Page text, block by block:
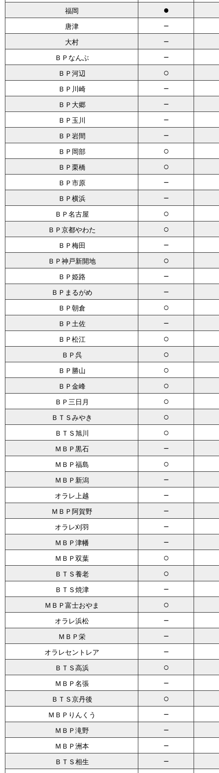
福岡 ●
唐津 －
大村 －
ＢＰなんぶ －
ＢＰ河辺 ○
ＢＰ川崎 －
ＢＰ大郷 －
ＢＰ玉川 －
ＢＰ岩間 －
ＢＰ岡部 ○
ＢＰ栗橋 ○
ＢＰ市原 －
ＢＰ横浜 －
ＢＰ名古屋 ○
ＢＰ京都やわた ○
ＢＰ梅田 －
ＢＰ神戸新開地 ○
ＢＰ姫路 －
ＢＰまるがめ －
ＢＰ朝倉 ○
ＢＰ土佐 －
ＢＰ松江 ○
ＢＰ呉 ○
ＢＰ勝山 ○
ＢＰ金峰 ○
ＢＰ三日月 ○
ＢＴＳみやき ○
ＢＴＳ旭川 ○
ＭＢＰ黒石 －
ＭＢＰ福島 ○
ＭＢＰ新潟 －
オラレ上越 －
ＭＢＰ阿賀野 －
オラレ刈羽 －
ＭＢＰ津幡 －
ＭＢＰ双葉 ○
ＢＴＳ養老 ○
ＢＴＳ焼津 －
ＭＢＰ富士おやま ○
オラレ浜松 －
ＭＢＰ栄 －
オラレセントレア －
ＢＴＳ高浜 ○
ＭＢＰ名張 －
ＢＴＳ京丹後 ○
ＭＢＰりんくう －
ＭＢＰ滝野 －
ＭＢＰ洲本 －
ＢＴＳ相生 －